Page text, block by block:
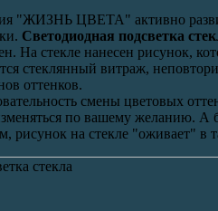
"ЖИЗНЬ ЦВЕТА" активно
Светодиодная подсветка
На стекле нанесен рисунок,
стеклянный витраж,
оттенков.
смены цветовых
по вашему желанию. А
рисунок на стекле "оживает" в